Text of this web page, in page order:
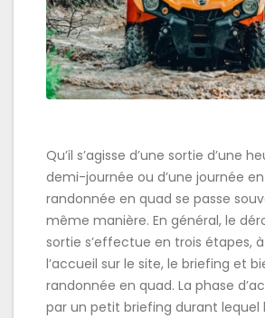
Qu’il s’agisse d’une sortie d’une
demi-journée ou d’une journée
randonnée en quad se passe
même manière. En général, le
sortie s’effectue en trois étapes,
l’accueil sur le site, le briefing et
randonnée en quad. La phase
par un petit briefing durant lequel